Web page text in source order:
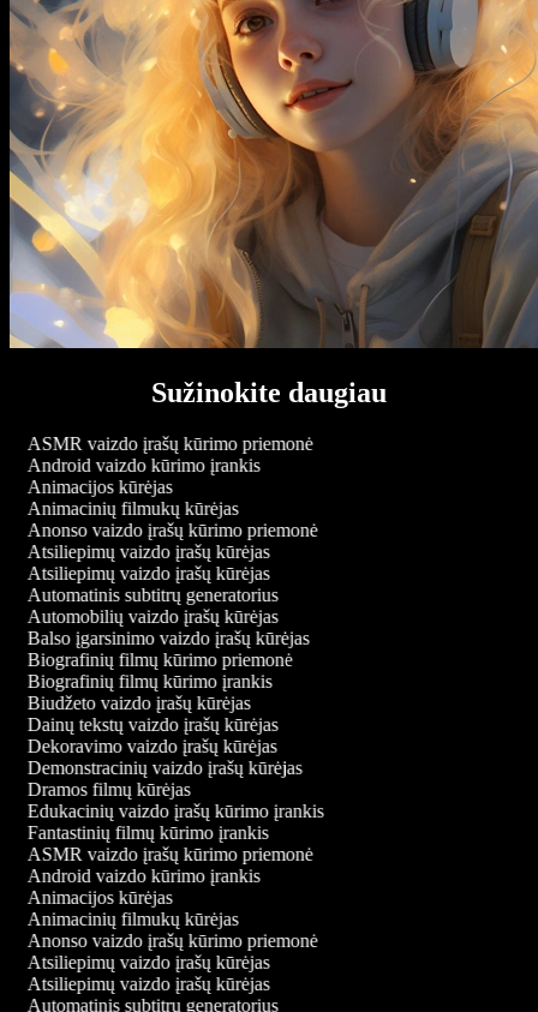
Sužinokite daugiau
ASMR vaizdo įrašų kūrimo priemonė
Android vaizdo kūrimo įrankis
Animacijos kūrėjas
Animacinių filmukų kūrėjas
Anonso vaizdo įrašų kūrimo priemonė
Atsiliepimų vaizdo įrašų kūrėjas
Atsiliepimų vaizdo įrašų kūrėjas
Automatinis subtitrų generatorius
Automobilių vaizdo įrašų kūrėjas
Balso įgarsinimo vaizdo įrašų kūrėjas
Biografinių filmų kūrimo priemonė
Biografinių filmų kūrimo įrankis
Biudžeto vaizdo įrašų kūrėjas
Dainų tekstų vaizdo įrašų kūrėjas
Dekoravimo vaizdo įrašų kūrėjas
Demonstracinių vaizdo įrašų kūrėjas
Dramos filmų kūrėjas
Edukacinių vaizdo įrašų kūrimo įrankis
Fantastinių filmų kūrimo įrankis
ASMR vaizdo įrašų kūrimo priemonė
Android vaizdo kūrimo įrankis
Animacijos kūrėjas
Animacinių filmukų kūrėjas
Anonso vaizdo įrašų kūrimo priemonė
Atsiliepimų vaizdo įrašų kūrėjas
Atsiliepimų vaizdo įrašų kūrėjas
Automatinis subtitrų generatorius